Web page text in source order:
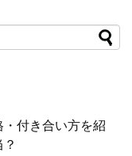
付き合い方を紹